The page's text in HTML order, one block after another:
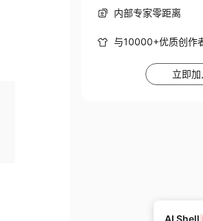
内部专家零距离
与10000+优质创作
立即加
AI Shell